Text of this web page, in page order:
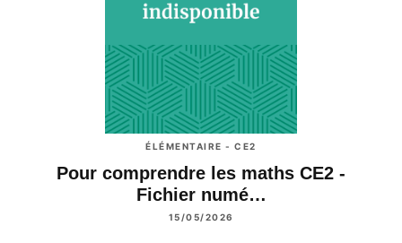
ÉLÉMENTAIRE - CE2
Pour comprendre les maths CE2 -
Fichier numé…
15/05/2026